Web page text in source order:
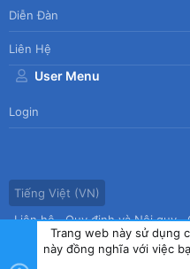
Diễn Đàn
Liên Hệ
User Menu
Login
Tiếng Việt (VN)
Liên hệ
Quy định và Nội quy
Trang chủ
R
Trang web này sử dụng
này đồng nghĩa với việc